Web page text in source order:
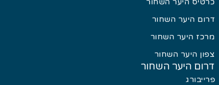
דרום היער השחור
מרכז היער השחור
צפון היער השחור
דרום היער השחור
פרייבורג